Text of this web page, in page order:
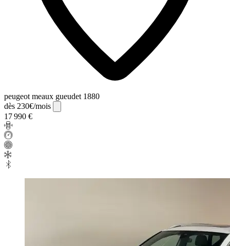
peugeot meaux gueudet 1880
dès 230€/mois
17 990 €